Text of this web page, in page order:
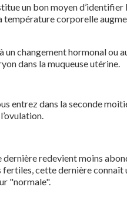
un bon moyen
température corporelle
changement hormonal ou
dans la muqueuse utérine.
entrez dans la seconde
redevient moins
cette dernière connaît
"normale".